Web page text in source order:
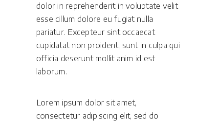
dolor in reprehenderit in voluptate velit
esse cillum dolore eu fugiat nulla
pariatur. Excepteur sint occaecat
cupidatat non proident, sunt in culpa qui
officia deserunt mollit anim id est
laborum.
Lorem ipsum dolor sit amet,
consectetur adipiscing elit, sed do